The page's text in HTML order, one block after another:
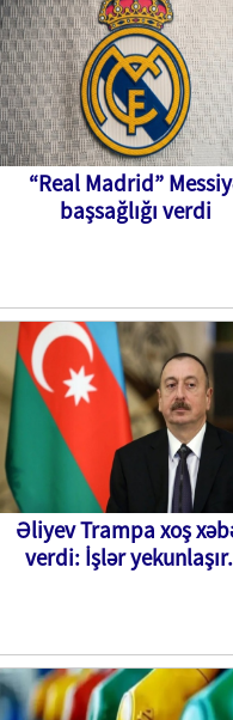
“Real Madrid”
başsağlığı verdi
Əliyev Trampa xoş
verdi: İşlər